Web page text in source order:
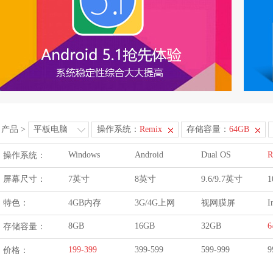
产品 > 平板电脑 操作系统： Remix 存储容量： 64GB
操作系统： Windows Android Dual OS
屏幕尺寸： 7英寸 8英寸 9.6/9.7英寸
特色： 4GB内存 3G/4G上网 视网膜屏
存储容量： 8GB 16GB 32GB
价格： 199-399 399-599 599-999